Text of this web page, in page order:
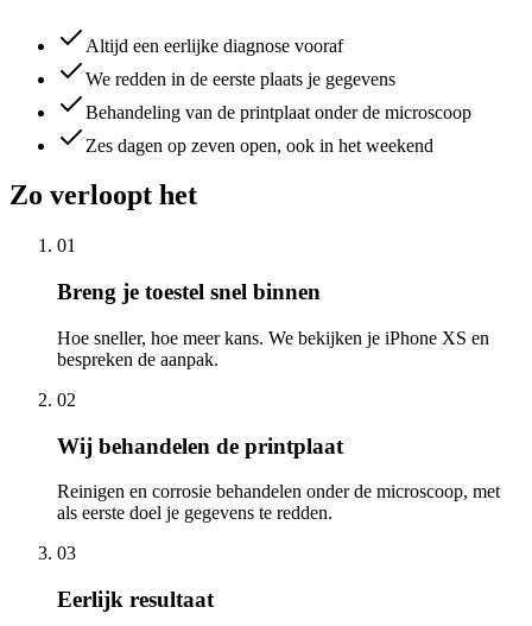
Altijd een eerlijke diagnose vooraf
We redden in de eerste plaats je gegevens
Behandeling van de printplaat onder de microscoop
Zes dagen op zeven open, ook in het weekend
Zo verloopt het
01
Breng je toestel snel binnen
Hoe sneller, hoe meer kans. We bekijken je iPhone XS en
bespreken de aanpak.
02
Wij behandelen de printplaat
Reinigen en corrosie behandelen onder de microscoop, met
als eerste doel je gegevens te redden.
03
Eerlijk resultaat